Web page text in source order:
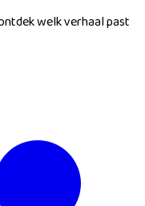
welk verhaal past